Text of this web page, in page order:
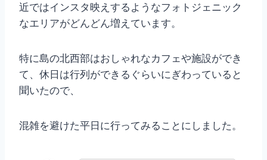
近ではインスタ映えするようなフォトジェニック
なエリアがどんどん増えています。
特に島の北西部はおしゃれなカフェや施設ができ
て、休日は行列ができるぐらいにぎわっていると
聞いたので、
混雑を避けた平日に行ってみることにしました。